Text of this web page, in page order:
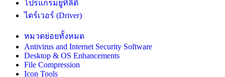
โปรแกรมยูทิลิตี้
ไดร์เวอร์ (Driver)
หมวดย่อยทั้งหมด
Antivirus and Internet Security Software
Desktop & OS Enhancements
File Compression
Icon Tools